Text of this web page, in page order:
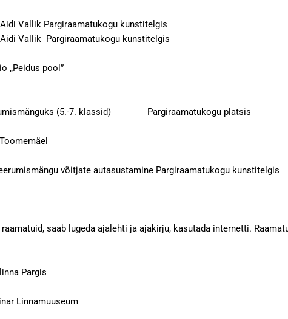
on Aidi Vallik Pargiraamatukogu kunstitelgis
Aidi Vallik Pargiraamatukogu kunstitelgis
„Peidus pool”
(5.-7. klassid) Pargiraamatukogu platsis
Toomemäel
võitjate autasustamine Pargiraamatukogu kunstitelgis
raamatuid, saab lugeda ajalehti ja ajakirju, kasutada internetti.
Pargis
Linnamuuseum